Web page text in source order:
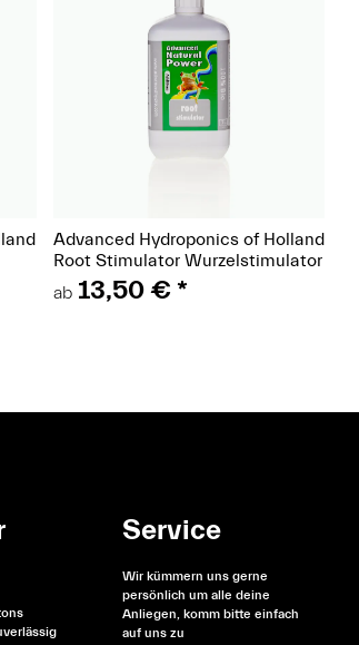
Advanced Hydroponics of Holland
Root Stimulator Wurzelstimulator
ab 13,50 €*
Service
Wir kümmern uns gerne
persönlich um alle deine
Anliegen, komm bitte einfach
auf uns zu